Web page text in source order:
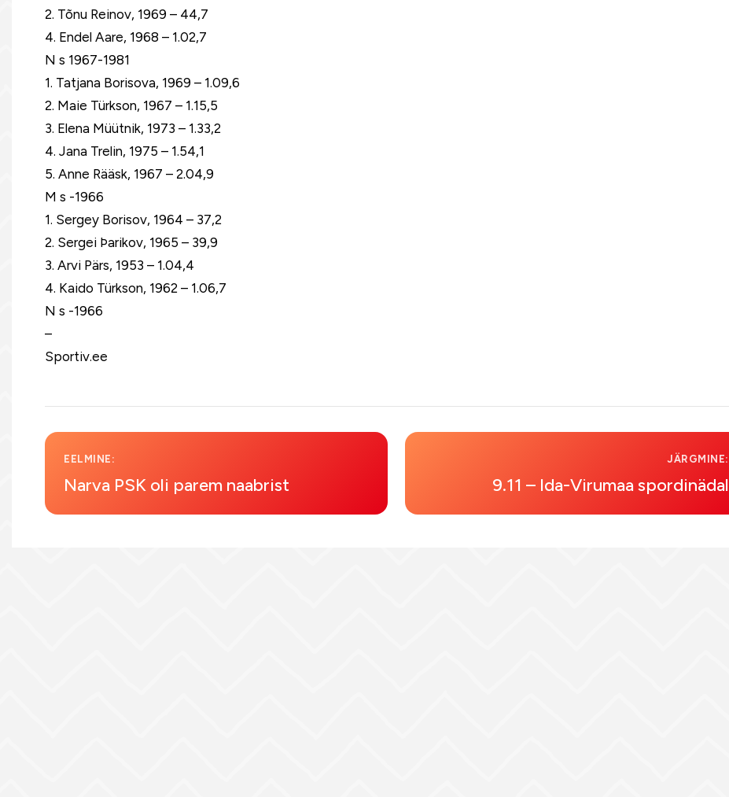
2. Tõnu Reinov, 1969 – 44,7
4. Endel Aare, 1968 – 1.02,7
N s 1967-1981
1. Tatjana Borisova, 1969 – 1.09,6
2. Maie Türkson, 1967 – 1.15,5
3. Elena Müütnik, 1973 – 1.33,2
4. Jana Trelin, 1975 – 1.54,1
5. Anne Rääsk, 1967 – 2.04,9
M s -1966
1. Sergey Borisov, 1964 – 37,2
2. Sergei Þarikov, 1965 – 39,9
3. Arvi Pärs, 1953 – 1.04,4
4. Kaido Türkson, 1962 – 1.06,7
N s -1966
–
Sportiv.ee
EELMINE:
Narva PSK oli parem naabrist
JÄRGMINE:
9.11 – Ida-Virumaa spordinädal